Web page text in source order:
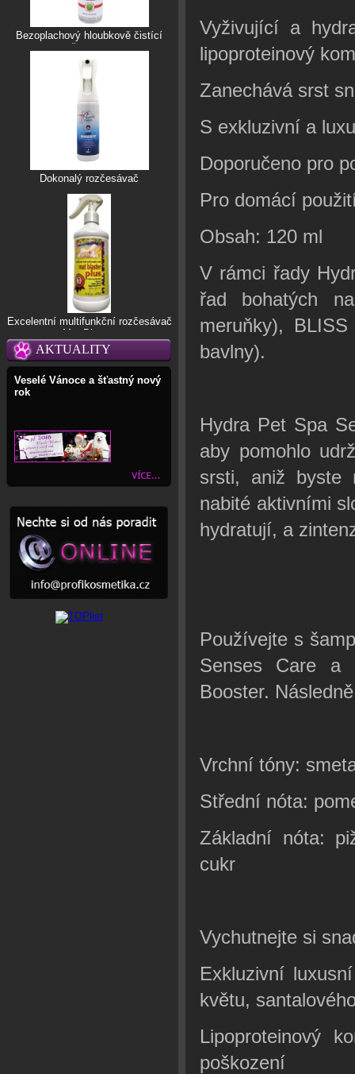
Bezoplachový hloubkově čistící
šampon
Dokonalý rozčesávač
Excelentní multifunkční rozčesávač
Mat Blaster
AKTUALITY
Veselé Vánoce a šťastný nový
rok
Vyživující a
lipoproteinový
Zanechává srst
S exkluzivní a
Doporučeno pro
Pro domácí
Obsah: 120 ml
V rámci řady
řad bohatých
meruňky),
bavlny).
Hydra Pet Spa
aby pomohlo
srsti, aniž byste
nabité aktivními
hydratují, a
Používejte s
Senses Care a
Booster.
Vrchní tóny:
Střední nóta:
Základní nóta:
cukr
Vychutnejte si
Exkluzivní
květu,
Lipoproteinový
poškození